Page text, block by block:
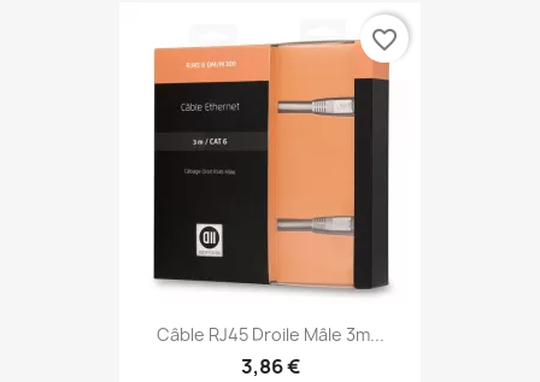
Câble RJ45 Droile Mâle 3m...
3,86 €
favorite_border